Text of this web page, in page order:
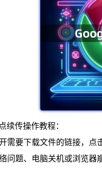
续传操作教程：
需要下载文件的链接，
问题、电脑关机或浏览